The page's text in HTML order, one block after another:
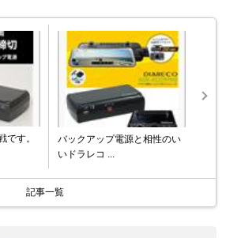
です。
バックアップ電源と相性のい
いドラレコ ...
記事一覧